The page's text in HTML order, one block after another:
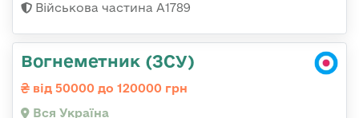
Військова частина А1789
Вогнеметник (ЗСУ)
від 50000 до 120000 грн
Вся Україна